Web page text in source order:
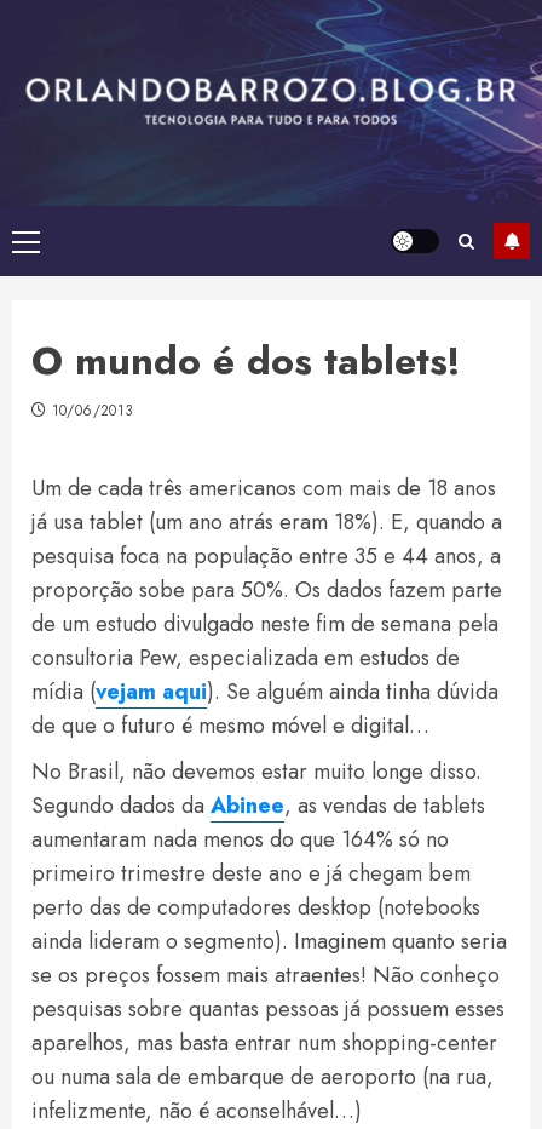
content
Primary
Menu
O mundo é dos tablets!
10/06/2013
Um de cada três americanos com mais de 18 anos
já usa tablet (um ano atrás eram 18%). E, quando a
pesquisa foca na população entre 35 e 44 anos, a
proporção sobe para 50%. Os dados fazem parte
de um estudo divulgado neste fim de semana pela
consultoria Pew, especializada em estudos de
mídia (vejam aqui). Se alguém ainda tinha dúvida
de que o futuro é mesmo móvel e digital…
No Brasil, não devemos estar muito longe disso.
Segundo dados da Abinee, as vendas de tablets
aumentaram nada menos do que 164% só no
primeiro trimestre deste ano e já chegam bem
perto das de computadores desktop (notebooks
ainda lideram o segmento). Imaginem quanto seria
se os preços fossem mais atraentes! Não conheço
pesquisas sobre quantas pessoas já possuem esses
aparelhos, mas basta entrar num shopping-center
ou numa sala de embarque de aeroporto (na rua,
infelizmente, não é aconselhável…)